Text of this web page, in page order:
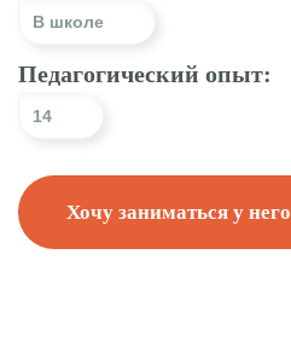
В школе
Педагогический опыт:
14
Хочу заниматься у него